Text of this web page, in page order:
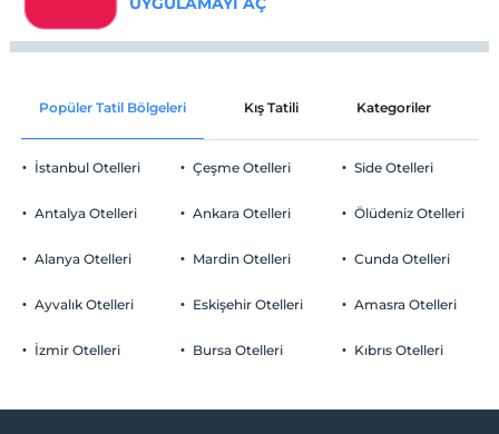
Popüler Tatil Bölgeleri Kış Tatili Kategoriler
İstanbul Otelleri
Antalya Otelleri
Alanya Otelleri
Ayvalık Otelleri
İzmir Otelleri
Çeşme Otelleri
Ankara Otelleri
Mardin Otelleri
Eskişehir Otelleri
Bursa Otelleri
Side Otelleri
Ölüdeniz Otelleri
Cunda Otelleri
Amasra Otelleri
Kıbrıs Otelleri